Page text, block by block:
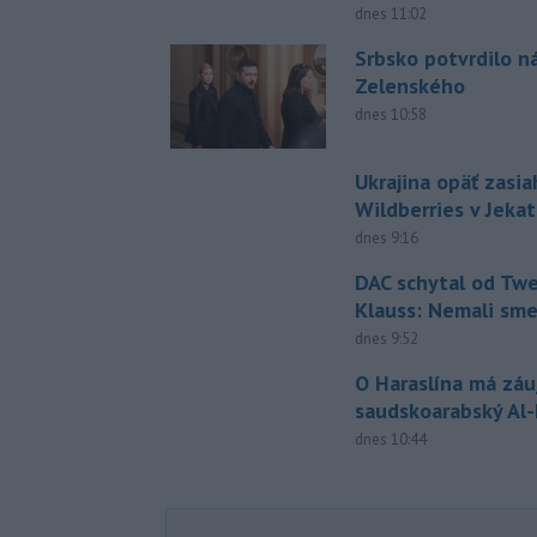
dnes 11:02
Srbsko potvrdilo
Zelenského
dnes 10:58
Ukrajina opäť
Wildberries v
dnes 9:16
DAC schytal od
Klauss: Nemali
dnes 9:52
O Haraslína má
saudskoarabský
dnes 10:44